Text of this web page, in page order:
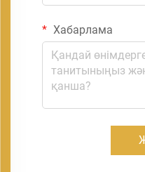
Хабарлама